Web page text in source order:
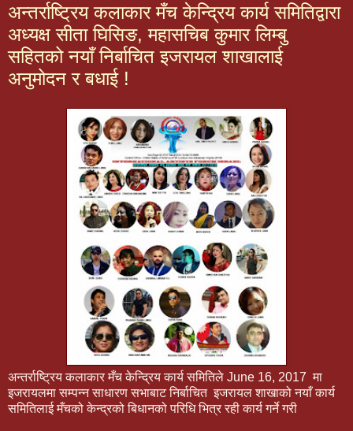
अन्तर्राष्ट्रिय कलाकार मँच केन्द्रिय कार्य समितिद्वारा
अध्यक्ष सीता घिसिङ, महासचिब कुमार लिम्बु
सहितको नयाँ निर्बाचित इजरायल शाखालाई
अनुमोदन र बधाई !
अन्तर्राष्ट्रिय कलाकार मँच केन्द्रिय कार्य समितिले June 16, 2017 मा
इजरायलमा सम्पन्न साधारण सभाबाट निर्बाचित इजरायल शाखाको नयाँ कार्य
समितिलाई मँचको केन्द्रको बिधानको परिधि भित्र रही कार्य गर्ने गरी